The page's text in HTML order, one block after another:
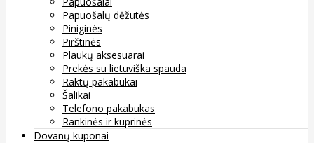
Papuošalų dėžutės
Piniginės
Pirštinės
Plaukų aksesuarai
Prekės su lietuviška spauda
Raktų pakabukai
Šalikai
Telefono pakabukas
Rankinės ir kuprinės
Dovanų kuponai